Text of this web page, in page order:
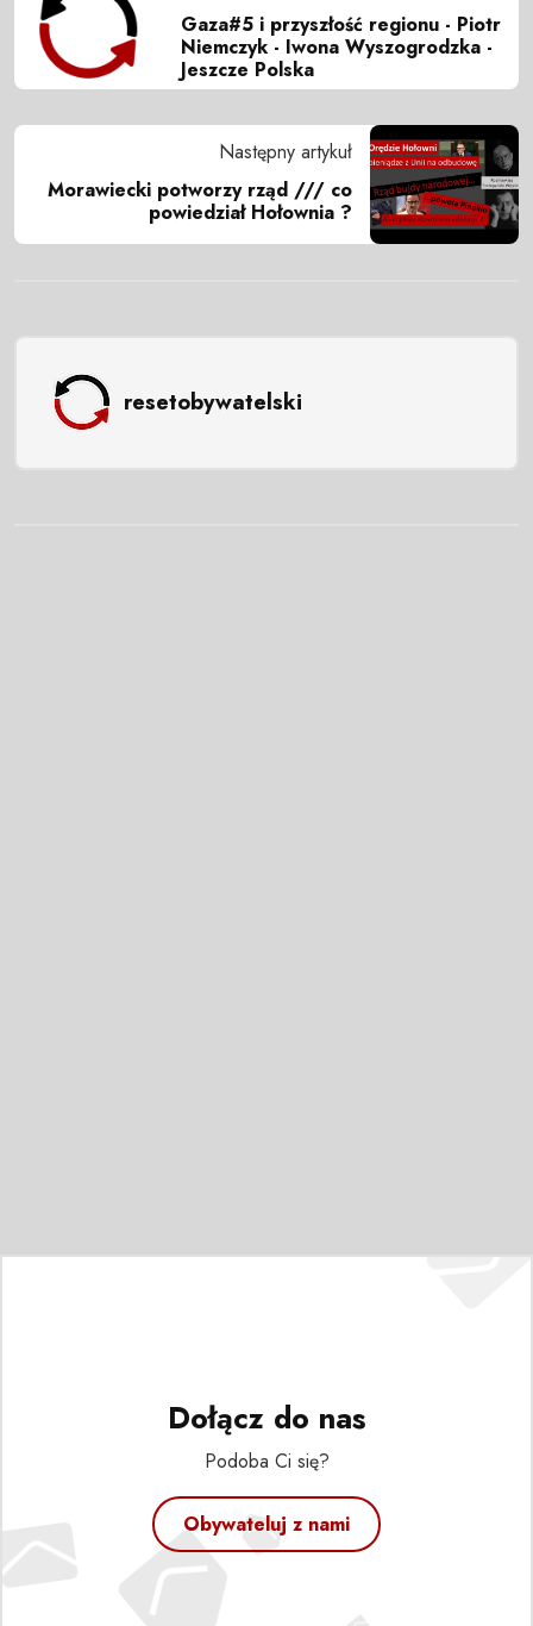
Gaza#5 i przyszłość regionu - Piotr
Niemczyk - Iwona Wyszogrodzka -
Jeszcze Polska
Następny artykuł
Morawiecki potworzy rząd /// co
powiedział Hołownia ?
resetobywatelski
Dołącz do nas
Podoba Ci się?
Obywateluj z nami